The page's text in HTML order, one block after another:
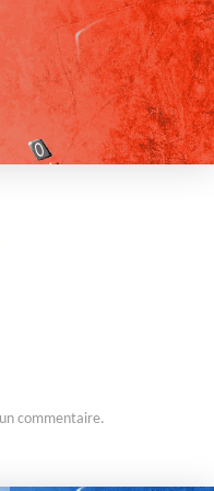
commentaire.